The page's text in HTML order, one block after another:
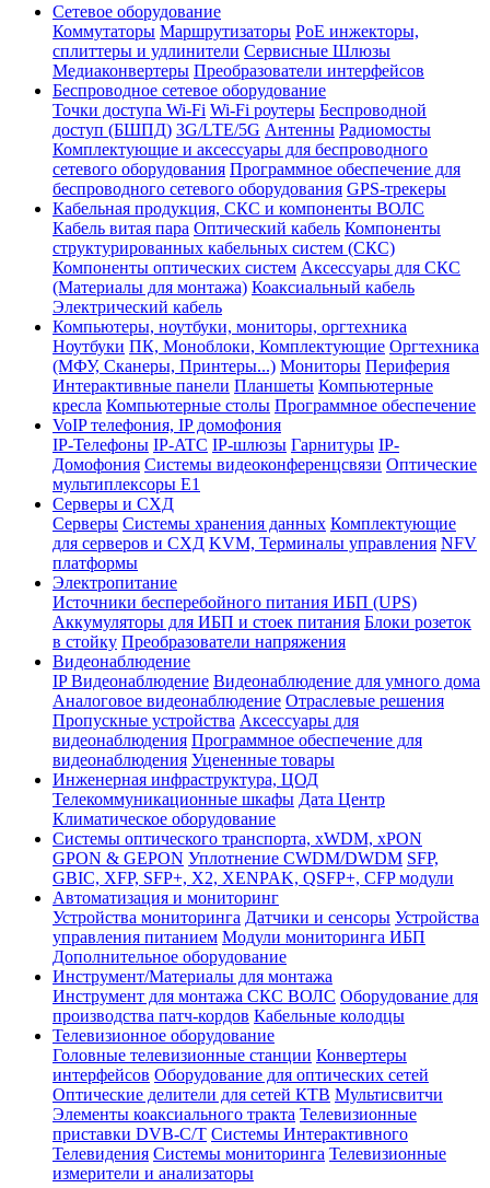
Сетевое оборудование
Коммутаторы Маршрутизаторы PoE инжекторы,
сплиттеры и удлинители Сервисные Шлюзы
Медиаконвертеры Преобразователи интерфейсов
Беспроводное сетевое оборудование
Точки доступа Wi-Fi Wi-Fi роутеры Беспроводной
доступ (БШПД) 3G/LTE/5G Антенны Радиомосты
Комплектующие и аксессуары для беспроводного
сетевого оборудования Программное обеспечение для
беспроводного сетевого оборудования GPS-трекеры
Кабельная продукция, СКС и компоненты ВОЛС
Кабель витая пара Оптический кабель Компоненты
структурированных кабельных систем (СКС)
Компоненты оптических систем Аксессуары для СКС
(Материалы для монтажа) Коаксиальный кабель
Электрический кабель
Компьютеры, ноутбуки, мониторы, оргтехника
Ноутбуки ПК, Моноблоки, Комплектующие Оргтехника
(МФУ, Сканеры, Принтеры...) Мониторы Периферия
Интерактивные панели Планшеты Компьютерные
кресла Компьютерные столы Программное обеспечение
VoIP телефония, IP домофония
IP-Телефоны IP-ATC IP-шлюзы Гарнитуры IP-
Домофония Системы видеоконференцсвязи Оптические
мультиплексоры Е1
Серверы и СХД
Серверы Системы хранения данных Комплектующие
для серверов и СХД KVM, Терминалы управления NFV
платформы
Электропитание
Источники бесперебойного питания ИБП (UPS)
Аккумуляторы для ИБП и стоек питания Блоки розеток
в стойку Преобразователи напряжения
Видеонаблюдение
IP Видеонаблюдение Видеонаблюдение для умного дома
Аналоговое видеонаблюдение Отраслевые решения
Пропускные устройства Аксессуары для
видеонаблюдения Программное обеспечение для
видеонаблюдения Уцененные товары
Инженерная инфраструктура, ЦОД
Телекоммуникационные шкафы Дата Центр
Климатичeское оборудование
Системы оптического транспорта, xWDM, xPON
GPON & GEPON Уплотнение CWDM/DWDM SFP,
GBIC, XFP, SFP+, X2, XENPAK, QSFP+, CFP модули
Автоматизация и мониторинг
Устройства мониторинга Датчики и сенсоры Устройства
управления питанием Модули мониторинга ИБП
Дополнительное оборудование
Инструмент/Материалы для монтажа
Инструмент для монтажа СКС ВОЛС Оборудование для
производства патч-кордов Кабельные колодцы
Телевизионное оборудование
Головные телевизионные станции Конвертеры
интерфейсов Оборудование для оптических сетей
Оптические делители для сетей КТВ Мультисвитчи
Элементы коаксиального тракта Телевизионные
приставки DVB-C/T Системы Интерактивного
Телевидения Системы мониторинга Телевизионные
измерители и анализаторы